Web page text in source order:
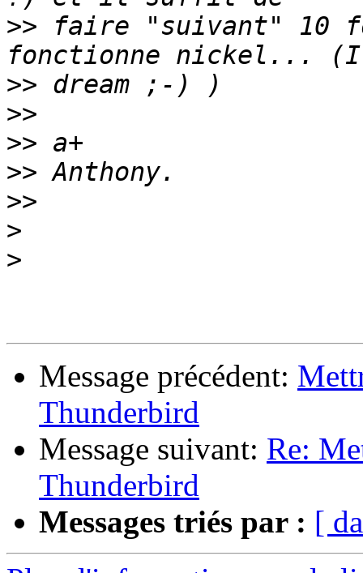
>> faire "suivant" 10
>>
>>
>>
>>
>>
>
>
Message précédent:
Thunderbird
Message suivant: Re:
Thunderbird
Messages triés par : [